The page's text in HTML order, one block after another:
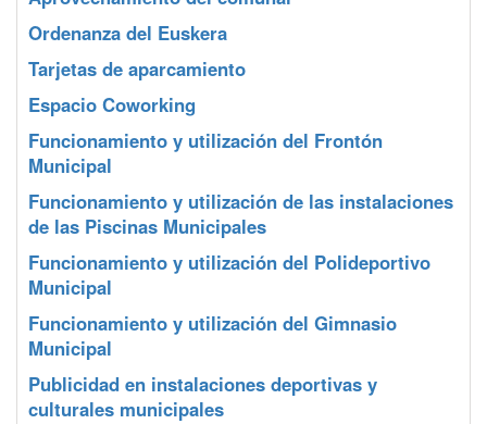
Ordenanza del Euskera
Tarjetas de aparcamiento
Espacio Coworking
Funcionamiento y utilización del Frontón
Municipal
Funcionamiento y utilización de las instalaciones
de las Piscinas Municipales
Funcionamiento y utilización del Polideportivo
Municipal
Funcionamiento y utilización del Gimnasio
Municipal
Publicidad en instalaciones deportivas y
culturales municipales